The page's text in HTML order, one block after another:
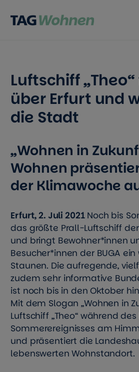
Luftschiff
über Erfurt und
die Stadt
„Wohnen in
Wohnen
der Klimawoche
Erfurt, 2. Juli 2021Noch bis
das größte Prall-Luftschiff
und bringt Bewohner*innen
Besucher*innen der BUGA
Staunen. Die aufregende,
zudem sehr informative
ist noch bis in den Oktober
Mit dem Slogan „Wohnen in
Luftschiff „Theo“ während
Sommerereignisses am
und präsentiert die
lebenswerten Wohnstandort.